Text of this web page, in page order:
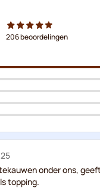
206beoordelingen
onder ons,
topping.